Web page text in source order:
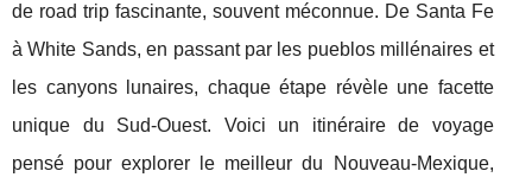
de road trip fascinante, souvent méconnue. De Santa Fe
à White Sands, en passant par les pueblos millénaires et
les canyons lunaires, chaque étape révèle une facette
unique du Sud-Ouest. Voici un itinéraire de voyage
pensé pour explorer le meilleur du Nouveau-Mexique,